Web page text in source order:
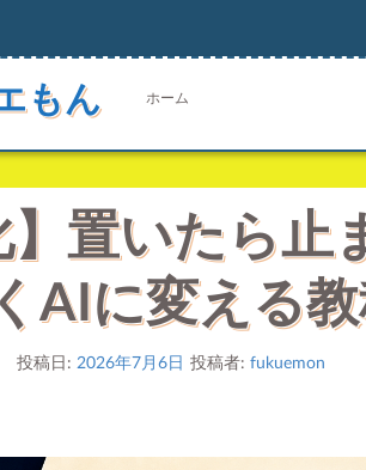
もん ホーム
】置いたら
AIに変える
投稿日: 2026年7月6日 投稿者: fukuemon